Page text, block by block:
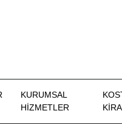
KURUMSAL
HİZMETLER